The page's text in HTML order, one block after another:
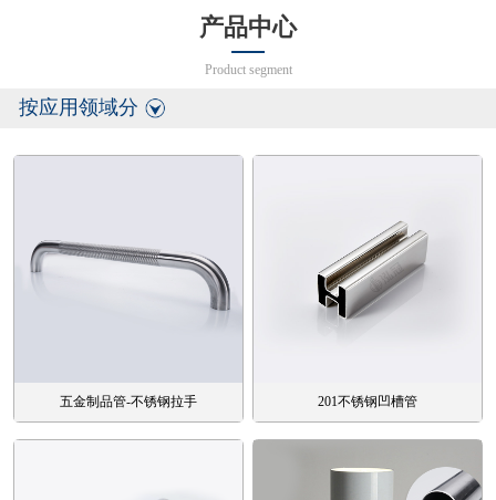
产品中心
Product segment
按应用领域分
五金制品管-不锈钢拉手 201不锈钢凹槽管